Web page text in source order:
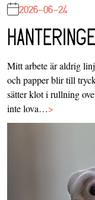
2026-06-24
Mitt arbete är aldrig
och papper blir till
sätter klot i rullning
inte lova…>